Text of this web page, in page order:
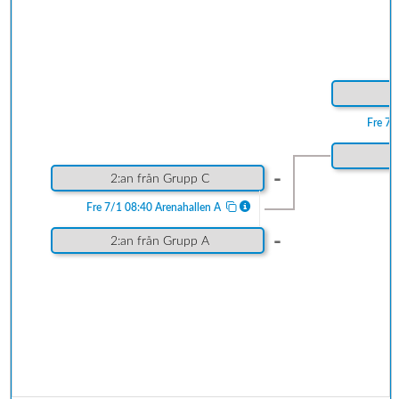
2:an från Grupp C -
Fre 7/1 08:40 Arenahallen A
2:an från Grupp A -
Fre